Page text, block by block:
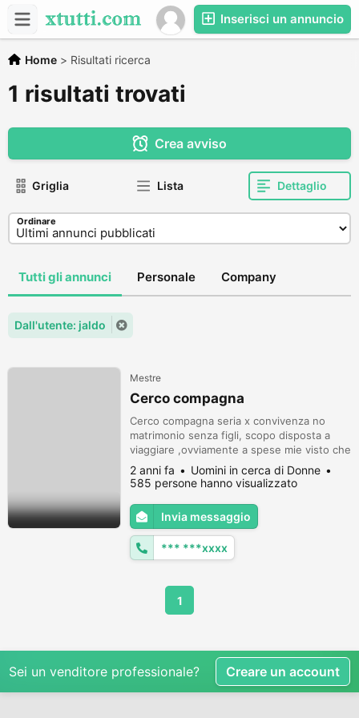
Inserisci un annuncio
Home > Risultati ricerca
1 risultati trovati
Crea avviso
Griglia Lista Dettaglio
Ordinare
Tutti gli annunci Personale Company
Dall'utente: jaldo
Mestre
Cerco compagna
Cerco compagna seria x convivenza no
matrimonio senza figli, scopo disposta a
viaggiare ,ovviamente a spese mie visto che
x me i soldi non sono un problema non
voglio avventuriere o cacciatrici di soldi . Se
interessata scivimi e inviami una foto non
rispondo a messaggi anonimi.
2 anni fa
Uomini in cerca di Donne
585 persone hanno visualizzato
Invia messaggio
*** ***xxxx
1
Sei un venditore professionale? Creare un account